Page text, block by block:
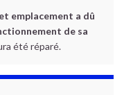
emplacement a dû
de sa
été réparé.